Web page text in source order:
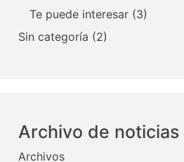
Te puede interesar (3)
Sin categoría (2)
Archivo de noticias
Archivos